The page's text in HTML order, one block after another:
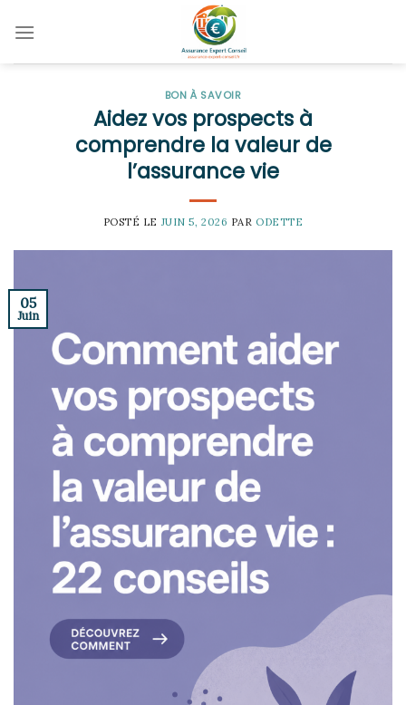
BON À SAVOIR
Aidez vos prospects à
comprendre la valeur de
l’assurance vie
POSTÉ LE JUIN 5, 2026 PAR ODETTE
05
Juin